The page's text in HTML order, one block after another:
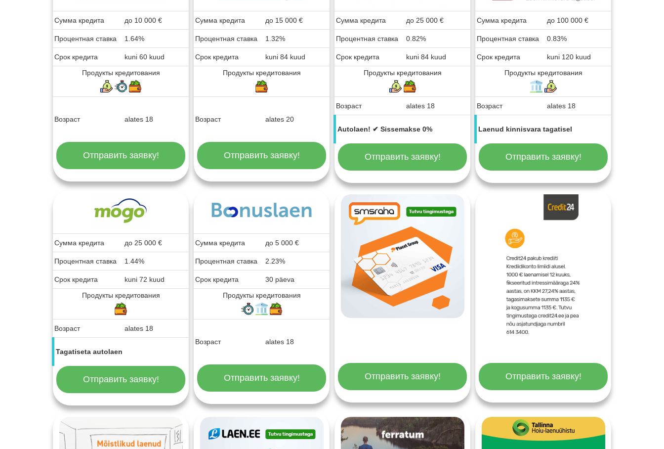
Сумма кредита до 10 000 €
Процентная ставка 1.64%
Срок кредита
kuni 60 kuud
Продукты кредитования
Возраст alates 18
Отправить заявку!
Сумма кредита до 15 000 €
Процентная ставка 1.32%
Срок кредита
kuni 84 kuud
Продукты кредитования
Возраст alates 20
Отправить заявку!
Сумма кредита до 25 000 €
Процентная ставка 0.82%
Срок кредита
kuni 84 kuud
Продукты кредитования
Возраст alates 18
Autolaen! ✔ Sissemakse 0%
Отправить заявку!
Сумма кредита до 100 000 €
Процентная ставка 0.83%
Срок кредита
kuni 120 kuud
Продукты кредитования
Возраст alates 18
Laenud kinnisvara tagatisel
Отправить заявку!
Сумма кредита до 25 000 €
Процентная ставка 1.44%
Срок кредита
kuni 72 kuud
Продукты кредитования
Возраст alates 18
Tagatiseta autolaen
Отправить заявку!
Сумма кредита до 5 000 €
Процентная ставка 2.23%
Срок кредита
30 päeva
Продукты кредитования
Возраст alates 18
Отправить заявку! Отправить заявку! Отправить заявку!